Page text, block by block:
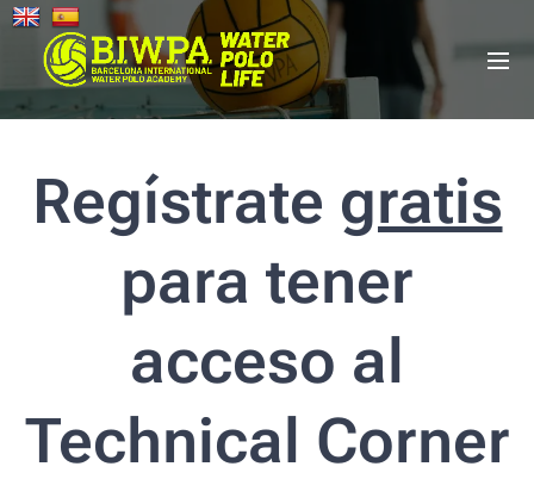
Regístrate gratis
para tener
acceso al
Technical Corner